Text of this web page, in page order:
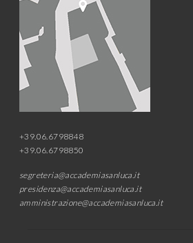
+39.06.6798848
+39.06.6798850
segreteria@accademiasanluca.it
presidenza@accademiasanluca.it
amministrazione@accademiasanluca.it